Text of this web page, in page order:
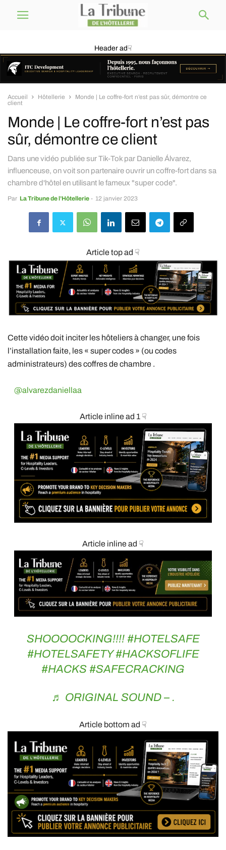
Header ad☟
Accueil Hôtellerie
Monde | Le coffre-fort n’est pas sûr, démontre ce
client
Monde | Le coffre-fort n’est pas
sûr, démontre ce client
Dans une vidéo publiée sur Tik-Tok par Danielle Álvarez,
influenceuse, on voit son partenaire ouvrir un coffre-fort dans sa
chambre d'hôtel en utilisant le fameux "super code".
Par La Tribune de l’Hôtellerie - 12 janvier 2023
Article top ad ☟
Cette vidéo doit inciter les hôteliers à changer, une fois
l’installation faite, les « super codes » (ou codes
administrateurs) des coffres de chambre .
@alvarezdaniellaa
Article inline ad 1 ☟
Article inline ad ☟
SHOOOOCKING!!!! #HOTELSAFE
#HOTELSAFETY #HACKSOFLIFE
#HACKS #SAFECRACKING
♬ ORIGINAL SOUND – .
Article bottom ad ☟